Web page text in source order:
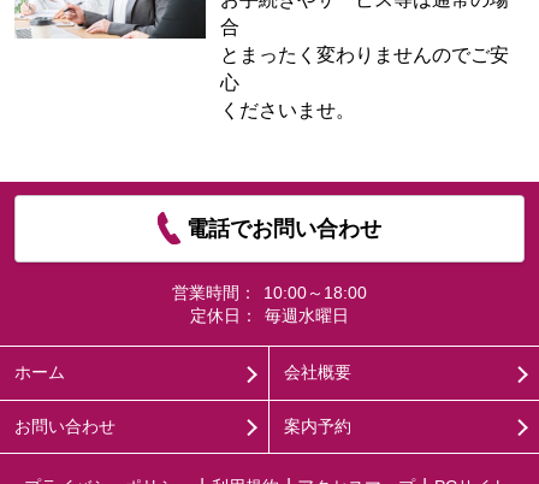
合
とまったく変わりませんのでご安
心
くださいませ。
電話でお問い合わせ
営業時間：
10:00～18:00
定休日：
毎週水曜日
ホーム 会社概要
お問い合わせ 案内予約